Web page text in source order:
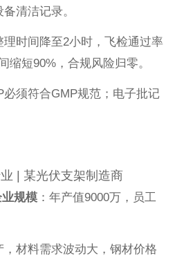
清洁记录。
理时间降至2小时，飞检通过率
缩短90%，合规风险归零。
必须符合GMP规范；电子批记
| 某光伏支架制造商
规模 ：年产值9000万，员工
，材料需求波动大，钢材价格